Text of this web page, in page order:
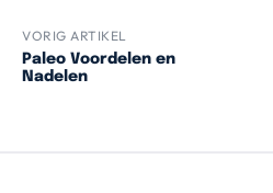
VORIG ARTIKEL
Paleo Voordelen en
Nadelen